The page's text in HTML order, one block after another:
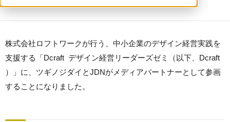
株式会社ロフトワークが行う、中小企業のデザイン経営実践を
支援する「Dcraft デザイン経営リーダーズゼミ（以下、Dcraft
）」に、ツギノジダイとJDNがメディアパートナーとして参画
することになりました。